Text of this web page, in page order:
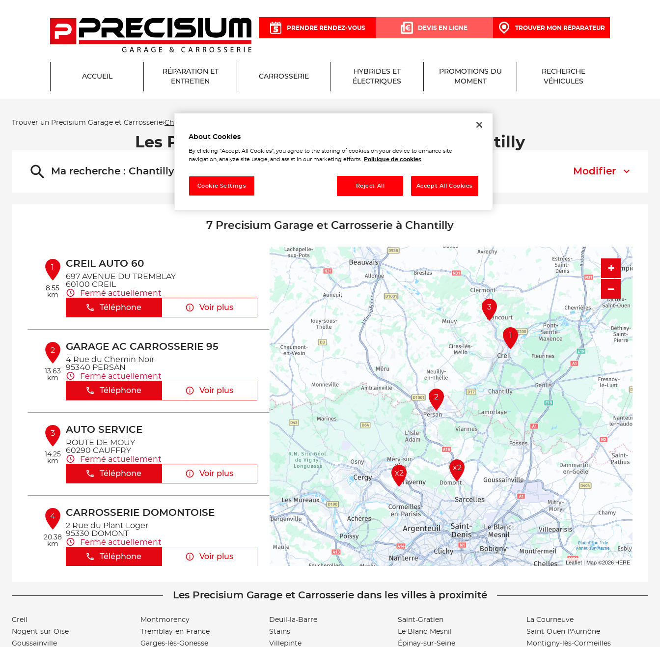
PRENDRE RENDEZ-VOUS DEVIS EN LIGNE TROUVER MON RÉPARATEUR
ACCUEIL
RÉPARATION ET
ENTRETIEN
CARROSSERIE
HYBRIDES ET
ÉLECTRIQUES
PROMOTIONS DU
MOMENT
RECHERCHE
VÉHICULES
Trouver un Precisium Garage et Carrosserie Chantilly
Les Precisium Garage et Carrosserie à Chantilly
Ma recherche : Chantilly Modifier
7 Precisium Garage et Carrosserie à Chantilly
1
8.55
km
CREIL AUTO 60
697 AVENUE DU TREMBLAY
60100 CREIL
Fermé actuellement
Téléphone
Voir plus
2
13.63
km
GARAGE AC CARROSSERIE 95
4 Rue du Chemin Noir
95340 PERSAN
Fermé actuellement
Téléphone
Voir plus
3
14.25
km
AUTO SERVICE
ROUTE DE MOUY
60290 CAUFFRY
Fermé actuellement
Téléphone
Voir plus
4
20.38
km
CARROSSERIE DOMONTOISE
2 Rue du Plant Loger
95330 DOMONT
Fermé actuellement
Téléphone
Voir plus
km
GARAGE DU STADE
Téléphone
x2
2
x2
3
1
+
−
Leaflet| Map ©2026HERE
Les Precisium Garage et Carrosserie dans les villes à proximité
Creil
Nogent-sur-Oise
Goussainville
Montmorency
Tremblay-en-France
Garges-lès-Gonesse
Deuil-la-Barre
Stains
Villepinte
Saint-Gratien
Le Blanc-Mesnil
Épinay-sur-Seine
La Courneuve
Saint-Ouen-l'Aumône
Montigny-lès-Cormeilles
About Cookies
By clicking “Accept All Cookies”, you agree to the storing of cookies on your device to enhance site
navigation, analyze site usage, and assist in our marketing efforts.
Politique de cookies
Reject All Accept All Cookies
Cookie Settings